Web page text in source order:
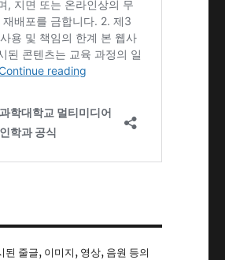
된 줄글, 이미지, 영상, 음원 등의